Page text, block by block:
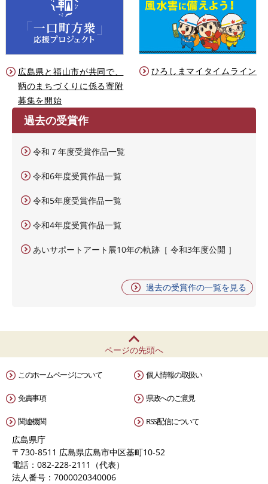
広島県と福山市が共同で、
鞆のまちづくりに係る寄附
募集を開始
ひろしまマイタイムライン
過去の受賞作
令和７年度受賞作品一覧
令和6年度受賞作品一覧
令和5年度受賞作品一覧
令和4年度受賞作品一覧
あいサポートアート展10年の軌跡［ 令和3年度公開 ］
過去の受賞作の一覧を見る
ページの先頭へ
このホームページについて 個人情報の取扱い
免責事項 県政へのご意見
関連機関 RSS配信について
広島県庁
〒730-8511 広島県広島市中区基町10-52
電話：082-228-2111（代表）
法人番号：7000020340006